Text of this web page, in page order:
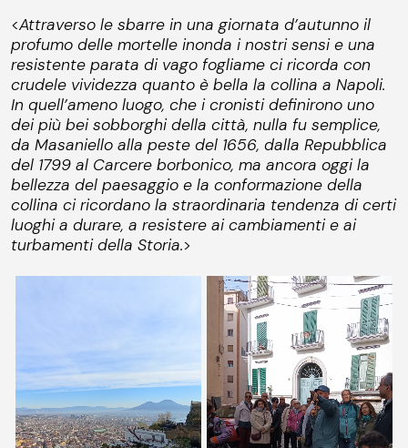
<Attraverso le sbarre in una giornata d’autunno il
profumo delle mortelle inonda i nostri sensi e una
resistente parata di vago fogliame ci ricorda con
crudele vividezza quanto è bella la collina a Napoli.
In quell’ameno luogo, che i cronisti definirono uno
dei più bei sobborghi della città, nulla fu semplice,
da Masaniello alla peste del 1656, dalla Repubblica
del 1799 al Carcere borbonico, ma ancora oggi la
bellezza del paesaggio e la conformazione della
collina ci ricordano la straordinaria tendenza di certi
luoghi a durare, a resistere ai cambiamenti e ai
turbamenti della Storia.>